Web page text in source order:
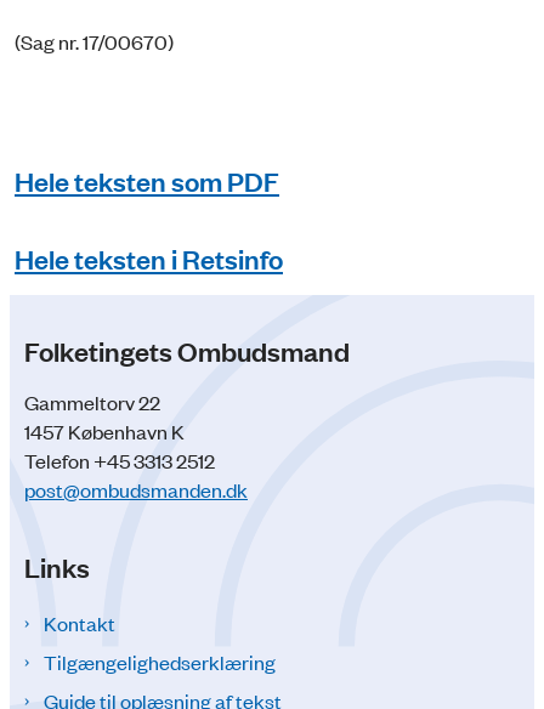
(Sag nr. 17/00670)
Hele teksten som PDF
Hele teksten i Retsinfo
Folketingets Ombudsmand
Gammeltorv 22
1457 København K
Telefon +45 3313 2512
post@ombudsmanden.dk
Links
Kontakt
Tilgængelighedserklæring
Guide til oplæsning af tekst